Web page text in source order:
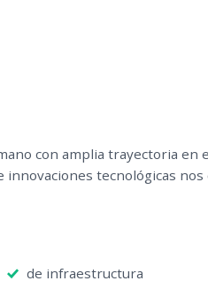
con amplia trayectoria en
tecnológicas
de infraestructura